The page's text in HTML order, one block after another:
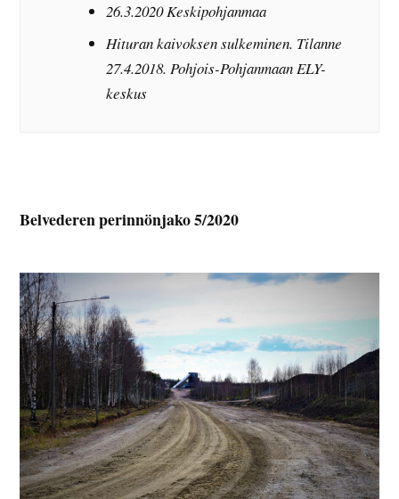
26.3.2020 Keskipohjanmaa
Hituran kaivoksen sulkeminen. Tilanne
27.4.2018. Pohjois-Pohjanmaan ELY-
keskus
Belvederen perinnönjako 5/2020